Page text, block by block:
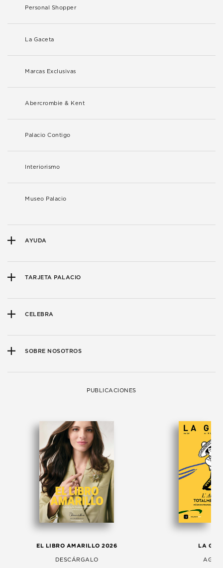
Personal Shopper
La Gaceta
Marcas Exclusivas
Abercrombie & Kent
Palacio Contigo
Interiorismo
Museo Palacio
AYUDA
TARJETA PALACIO
CELEBRA
SOBRE NOSOTROS
PUBLICACIONES
EL LIBRO AMARILLO 2026
DESCÁRGALO
LA